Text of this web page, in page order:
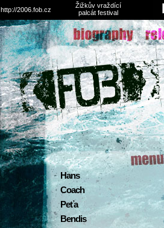
http://2006.fob.cz
Žižkův vraždící
palcát festival
Hans
Coach
Peťa
Bendis